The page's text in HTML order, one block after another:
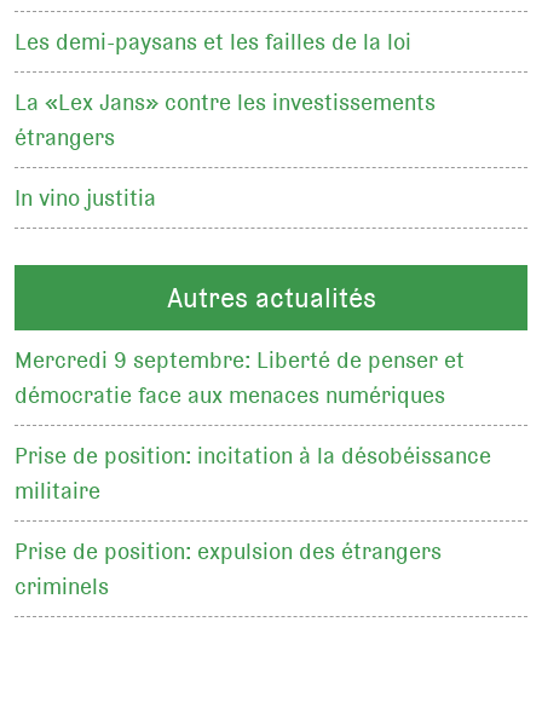
Les demi-paysans et les failles de la loi
La «Lex Jans» contre les investissements
étrangers
In vino justitia
Autres actualités
Mercredi 9 septembre: Liberté de penser et
démocratie face aux menaces numériques
Prise de position: incitation à la désobéissance
militaire
Prise de position: expulsion des étrangers
criminels